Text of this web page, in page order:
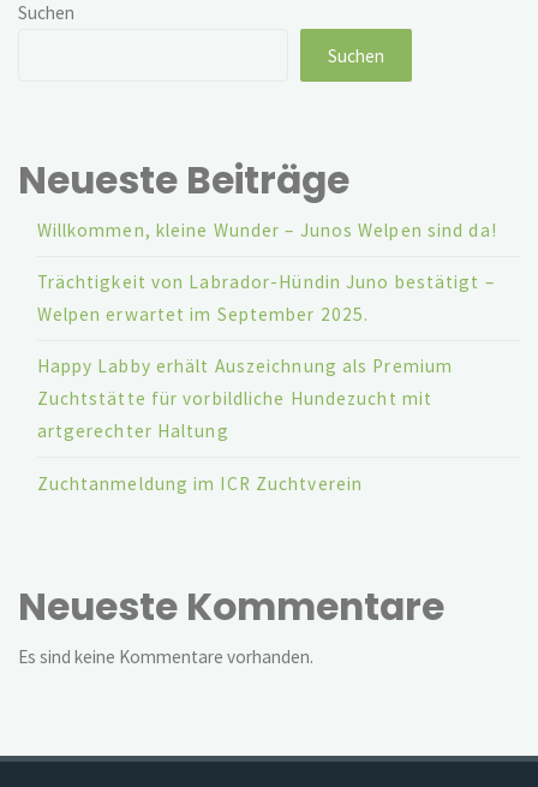
Suchen
Suchen
Neueste Beiträge
Willkommen, kleine Wunder – Junos Welpen sind da!
Trächtigkeit von Labrador-Hündin Juno bestätigt –
Welpen erwartet im September 2025.
Happy Labby erhält Auszeichnung als Premium
Zuchtstätte für vorbildliche Hundezucht mit
artgerechter Haltung
Zuchtanmeldung im ICR Zuchtverein
Neueste Kommentare
Es sind keine Kommentare vorhanden.